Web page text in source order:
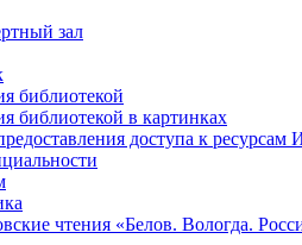
зал
библиотекой
библиотекой в картинках
доступа к ресурсам
чтения «Белов. Вологда.